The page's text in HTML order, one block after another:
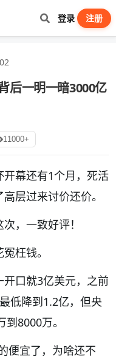
登录 注册
后一明一暗3000亿
11000+
幕还有1个月，死活
层过来讨价还价。
，一致好评！
枉钱。
口就3亿美元，之前
低降到1.2亿，但央
8000万。
便宜了，为啥还不